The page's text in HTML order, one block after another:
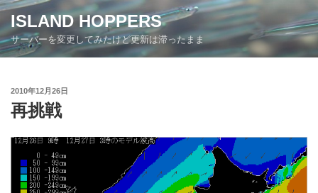
コ
ン
テ
ン
ISLAND HOPPERS
サーバーを変更してみたけど更新は滞ったまま
投
稿
日:
2010年12月26日
再挑戦